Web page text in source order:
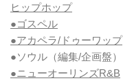
ヒップホップ
●ゴスペル
●アカペラ/ドゥーワップ
●ソウル （編集/企画盤）
●ニューオーリンズR&B